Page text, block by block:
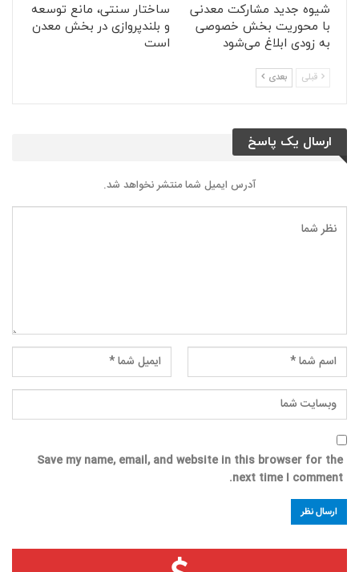
شیوه جدید مشارکت معدنی
با محوریت بخش خصوصی
به زودی ابلاغ می‌شود
ساختار سنتی، مانع توسعه
و بلندپروازی در بخش معدن
است
قبلی بعدی
ارسال یک پاسخ
آدرس ایمیل شما منتشر نخواهد شد.
Save my name, email, and website in this browser for the
next time I comment.